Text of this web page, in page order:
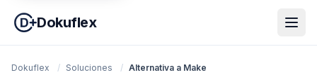
Dokuflex
Dokuflex / Soluciones / Alternativa a Make